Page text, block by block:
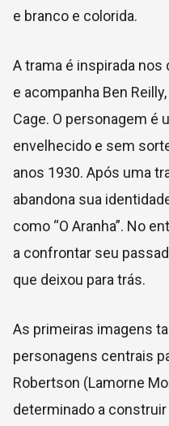
e branco e colorida.
A trama é inspirada nos
e acompanha Ben
Cage. O personagem é
envelhecido e sem
anos 1930. Após uma
abandona sua
como “O Aranha”. No
a confrontar seu
que deixou para trás.
As primeiras imagens
personagens centrais
Robertson (Lamorne
determinado a